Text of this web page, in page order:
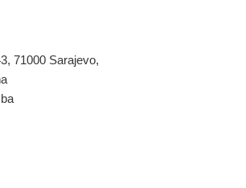
71000 Sarajevo,